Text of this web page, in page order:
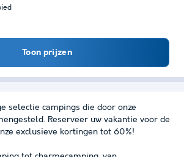
Toon prijzen
selectie campings die door onze
Reserveer uw vakantie voor de
exclusieve kortingen tot 60%!